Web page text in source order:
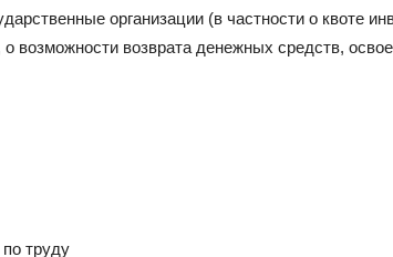
организации (в частности о квоте
о возможности возврата денежных средств,
труду